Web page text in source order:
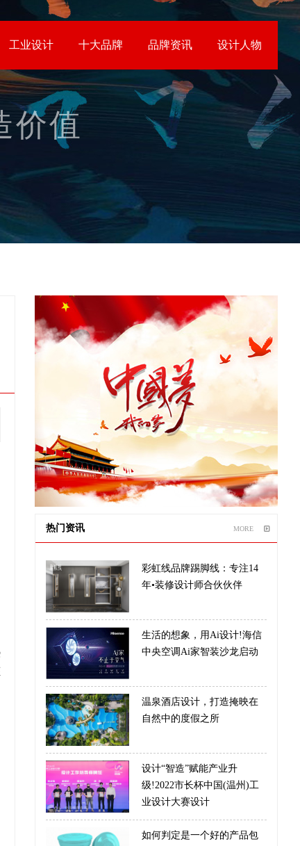
工业设计 十大品牌 品牌资讯 设计人物
价值
热门资讯 MORE
彩虹线品牌踢脚线：专注14
年•装修设计师合伙伙伴
生活的想象，用Ai设计!海信
中央空调Ai家智装沙龙启动
温泉酒店设计，打造掩映在
自然中的度假之所
设计“智造”赋能产业升
级!2022市长杯中国(温州)工
业设计大赛设计
如何判定是一个好的产品包